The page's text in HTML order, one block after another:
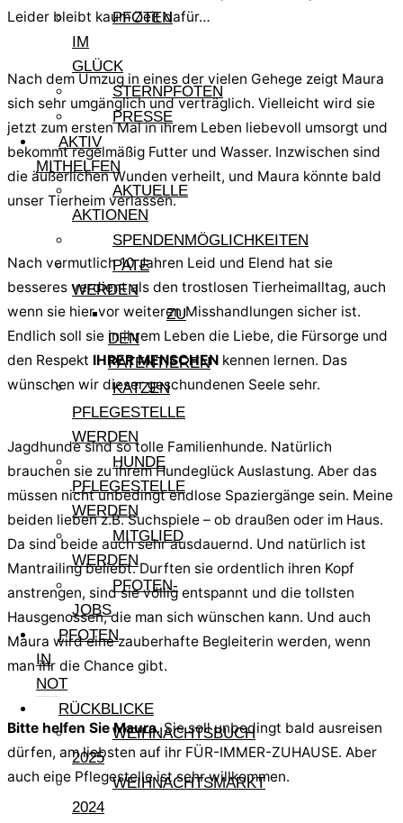
PFOTEN
IM
GLÜCK
STERNPFOTEN
PRESSE
AKTIV
MITHELFEN
AKTUELLE
AKTIONEN
SPENDENMÖGLICHKEITEN
PATE
WERDEN
ZU
DEN
PATENTIEREN
KATZEN
PFLEGESTELLE
WERDEN
HUNDE
PFLEGESTELLE
WERDEN
MITGLIED
WERDEN
PFOTEN-
JOBS
PFOTEN
IN
NOT
RÜCKBLICKE
WEIHNACHTSBUCH
2025
WEIHNACHTSMARKT
2024
Leider bleibt kaum Zeit dafür…
Nach dem Umzug in eines der vielen Gehege zeigt Maura
sich sehr umgänglich und verträglich. Vielleicht wird sie
jetzt zum ersten Mal in ihrem Leben liebevoll umsorgt und
bekommt regelmäßig Futter und Wasser. Inzwischen sind
die äußerlichen Wunden verheilt, und Maura könnte bald
unser Tierheim verlassen.
Nach vermutlich 10 Jahren Leid und Elend hat sie
besseres verdient als den trostlosen Tierheimalltag, auch
wenn sie hier vor weiteren Misshandlungen sicher ist.
Endlich soll sie in ihrem Leben die Liebe, die Fürsorge und
den Respekt IHRER MENSCHEN kennen lernen. Das
wünschen wir dieser geschundenen Seele sehr.
Jagdhunde sind so tolle Familienhunde. Natürlich
brauchen sie zu ihrem Hundeglück Auslastung. Aber das
müssen nicht unbedingt endlose Spaziergänge sein. Meine
beiden lieben z.B. Suchspiele – ob draußen oder im Haus.
Da sind beide auch sehr ausdauernd. Und natürlich ist
Mantrailing beliebt. Durften sie ordentlich ihren Kopf
anstrengen, sind sie völlig entspannt und die tollsten
Hausgenossen, die man sich wünschen kann. Und auch
Maura wird eine zauberhafte Begleiterin werden, wenn
man ihr die Chance gibt.
Bitte helfen Sie Maura. Sie soll unbedingt bald ausreisen
dürfen, am liebsten auf ihr FÜR-IMMER-ZUHAUSE. Aber
auch eine Pflegestelle ist sehr willkommen.